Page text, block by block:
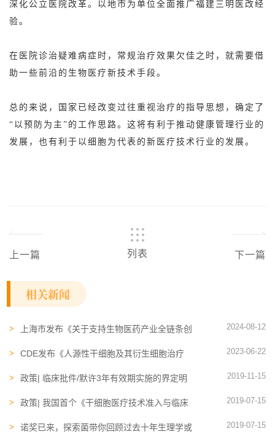
深化公立医院改革。以地市为单位全面推广福建三明医改经
验。
在医院诊治疑难病症时，常规治疗效果欠佳之时，就需要借
助一些前沿的生物医疗新技术手段。
总的来说，国家已经改变过往重视治疗的指导思想，确定了
“以预防为主”的工作思路。这将有利于推动健康管理行业的
发展，也有利于以细胞为代表的新医疗技术行业的发展。
上一篇 列表 下一篇
相关新闻
上海市发布《关于支持生物医药产业全链条创
2024-08-12
CDE发布《人源性干细胞及其衍生细胞治疗
2023-06-22
政策| 临床批件/默许3年有效期实施的界定明
2019-11-15
政策| 我国首个《干细胞医疗技术准入与临床
布！
2019-07-15
诺奖已来，探索菌带你回顾过去十年生理学或
2019-07-15